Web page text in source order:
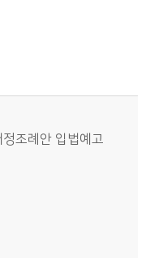
조례안 입법예고